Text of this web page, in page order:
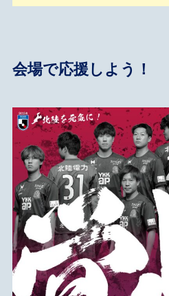
会場で応援しよう！